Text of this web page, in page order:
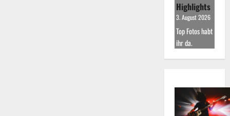
Highlights
3. August 2026
Top Fotos habt
ihr da.